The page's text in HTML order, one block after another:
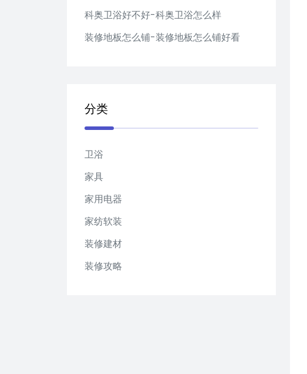
科奥卫浴好不好-科奥卫浴怎么样
装修地板怎么铺-装修地板怎么铺好看
分类
卫浴
家具
家用电器
家纺软装
装修建材
装修攻略